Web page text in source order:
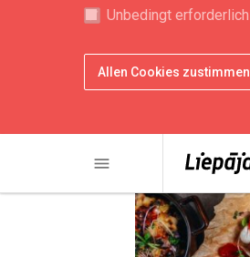
Unbedingt erforderlich
Allen Cookies zustimmen
menu